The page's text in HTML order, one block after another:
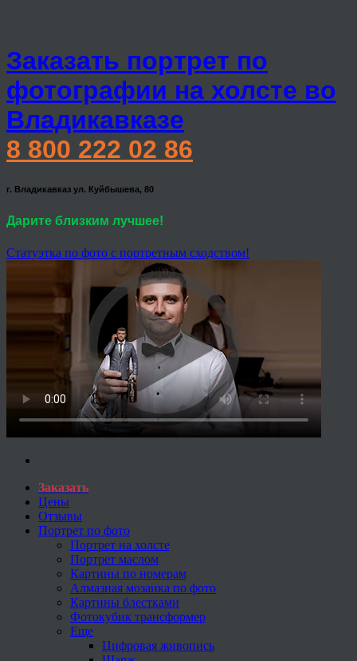
Заказать портрет по
фотографии на холсте во
Владикавказе
8 800 222 02 86
г. Владикавказ ул. Куйбышева, 80
Дарите близким лучшее!
Статуэтка по фото с портретным сходством!
Заказать
Цены
Отзывы
Портрет по фото
Портрет на холсте
Портрет маслом
Картины по номерам
Алмазная мозаика по фото
Картины блестками
Фотокубик трансформер
Еще
Цифровая живопись